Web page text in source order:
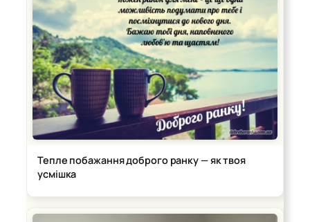
Тепле побажання доброго ранку — як твоя
усмішка